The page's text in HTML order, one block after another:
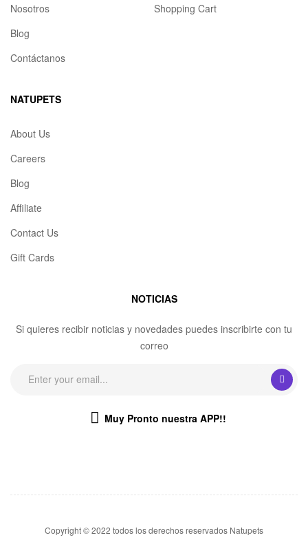
Nosotros
Blog
Contáctanos
Shopping Cart
NATUPETS
About Us
Careers
Blog
Affiliate
Contact Us
Gift Cards
NOTICIAS
Si quieres recibir noticias y novedades puedes inscribirte con tu
correo
Muy Pronto nuestra APP!!
Copyright © 2022 todos los derechos reservados Natupets